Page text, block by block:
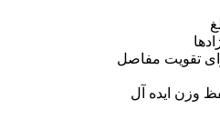
تقویت مفاصل
وزن ایده آل